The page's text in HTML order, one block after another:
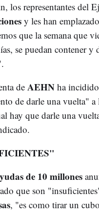
los representantes del
y les han
que la semana que
se puedan contener y
de AEHN ha
de darle una vuelta"
hay que darle una
de 10 millones
que son
, "es como tirar un